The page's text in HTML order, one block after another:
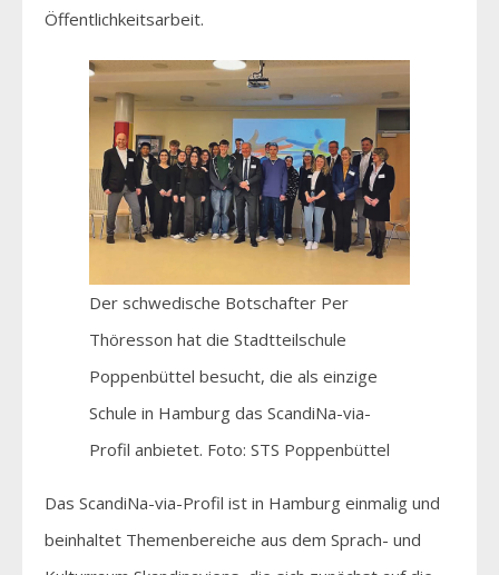
Öffentlichkeitsarbeit.
Der schwedische Botschafter Per
Thöresson hat die Stadtteilschule
Poppenbüttel besucht, die als einzige
Schule in Hamburg das ScandiNa-via-
Profil anbietet. Foto: STS Poppenbüttel
Das ScandiNa-via-Profil ist in Hamburg einmalig und
beinhaltet Themenbereiche aus dem Sprach- und